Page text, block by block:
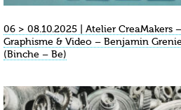
06 > 08.10.2025 | Atelier CreaMakers
Graphisme & Video – Benjamin
(Binche – Be)